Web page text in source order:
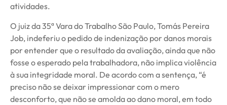
atividades.
O juiz da 35ª Vara do Trabalho São Paulo, Tomás Pereira
Job, indeferiu o pedido de indenização por danos morais
por entender que o resultado da avaliação, ainda que não
fosse o esperado pela trabalhadora, não implica violência
à sua integridade moral. De acordo com a sentença, “é
preciso não se deixar impressionar com o mero
desconforto, que não se amolda ao dano moral, em todo